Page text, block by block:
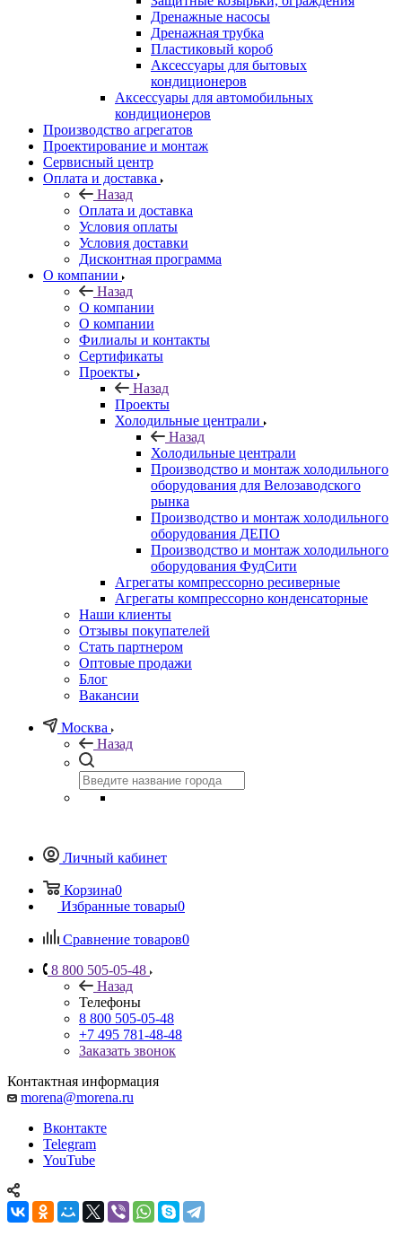
Дренажные насосы
Дренажная трубка
Пластиковый короб
Аксессуары для бытовых
кондиционеров
Аксессуары для автомобильных
кондиционеров
Производство агрегатов
Проектирование и монтаж
Сервисный центр
Оплата и доставка
Назад
Оплата и доставка
Условия оплаты
Условия доставки
Дисконтная программа
О компании
Назад
О компании
О компании
Филиалы и контакты
Сертификаты
Проекты
Назад
Проекты
Холодильные централи
Назад
Холодильные централи
Производство и монтаж холодильного
оборудования для Велозаводского
рынка
Производство и монтаж холодильного
оборудования ДЕПО
Производство и монтаж холодильного
оборудования ФудСити
Агрегаты компрессорно ресиверные
Агрегаты компрессорно конденсаторные
Наши клиенты
Отзывы покупателей
Стать партнером
Оптовые продажи
Блог
Вакансии
Москва
Назад
Личный кабинет
Корзина0
Избранные товары0
Сравнение товаров0
8 800 505-05-48
Назад
Телефоны
8 800 505-05-48
+7 495 781-48-48
Заказать звонок
Контактная информация
morena@morena.ru
Вконтакте
Telegram
YouTube